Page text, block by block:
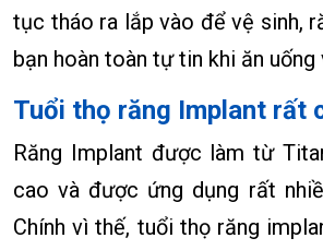
tục tháo ra lắp vào để vệ sinh,
bạn hoàn toàn tự tin khi ăn uống
Tuổi thọ răng Implant rất
Răng Implant được làm từ
cao và được ứng dụng rất
Chính vì thế, tuổi thọ răng